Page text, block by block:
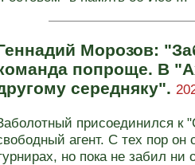
Морозов:
попроще. В
середняку".
присоединился к
агент. С тех пор он
но пока не забил ни